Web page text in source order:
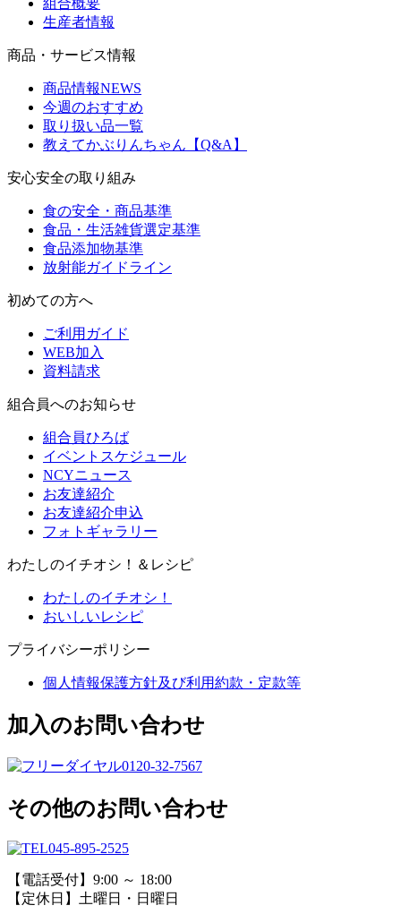
生産者情報
商品・サービス情報
商品情報NEWS
今週のおすすめ
取り扱い品一覧
教えてかぶりんちゃん【Q&A】
安心安全の取り組み
食の安全・商品基準
食品・生活雑貨選定基準
食品添加物基準
放射能ガイドライン
初めての方へ
ご利用ガイド
WEB加入
資料請求
組合員へのお知らせ
組合員ひろば
イベントスケジュール
NCYニュース
お友達紹介
お友達紹介申込
フォトギャラリー
わたしのイチオシ！＆レシピ
わたしのイチオシ！
おいしいレシピ
プライバシーポリシー
個人情報保護方針及び利用約款・定款等
加入のお問い合わせ
0120-32-7567
その他のお問い合わせ
045-895-2525
【電話受付】9:00 ～ 18:00
【定休日】土曜日・日曜日